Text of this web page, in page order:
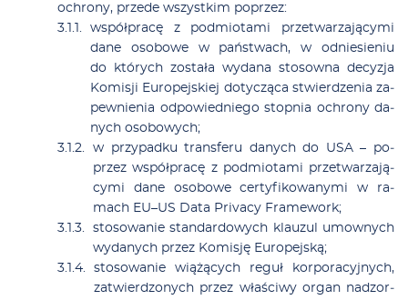
ochro­ny, przede wszyst­kim po­przez:
współ­pra­cę z podmio­ta­mi prze­twa­rza­ją­cy­mi
da­ne oso­bo­we w pań­stwach, w od­nie­sie­niu
do któ­rych zo­sta­ła wy­da­na sto­sow­na de­cy­zja
Ko­mi­sji Eu­ro­pej­skiej do­ty­czą­ca stwier­dze­nia za­
pew­nie­nia od­po­wied­nie­go stop­nia ochro­ny da­
nych oso­bo­wych;
w przy­pad­ku trans­fe­ru da­nych do USA – po­
przez współ­pra­cę z podmio­ta­mi prze­twa­rza­ją­
cy­mi da­ne oso­bo­we cer­ty­fi­ko­wa­ny­mi w ra­
mach EU–US Da­ta Pri­va­cy Fra­me­work;
sto­so­wa­nie stan­dar­do­wych klau­zul umow­nych
wy­da­nych przez Ko­mi­sję Eu­ro­pej­ską;
sto­so­wa­nie wią­żą­cych re­guł kor­po­ra­cyj­nych,
za­twier­dzo­nych przez wła­ści­wy or­gan nad­zor­